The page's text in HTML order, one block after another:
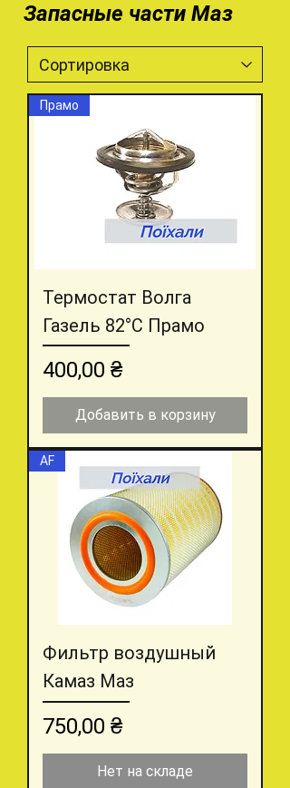
Запасные части Маз
Прамо
Термостат Волга
Газель 82°С Прамо
Цена
400,00 ₴
Добавить в корзину
AF
Фильтр воздушный
Камаз Маз
Цена
750,00 ₴
Нет на складе